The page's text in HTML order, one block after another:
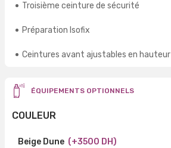
Troisième ceinture de sécurité
Préparation Isofix
Ceintures avant ajustables en hauteur
ÉQUIPEMENTS OPTIONNELS
COULEUR
Beige Dune (+3500 DH)